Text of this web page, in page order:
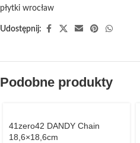
płytki wrocław
Udostępnij:
Podobne produkty
41zero42 DANDY Chain
18,6×18,6cm